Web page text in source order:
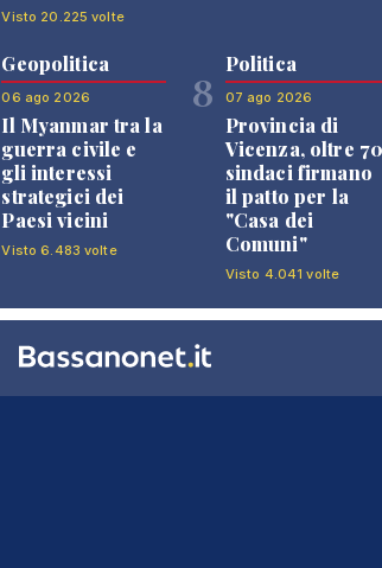
Visto 20.225 volte
Geopolitica
06 ago 2026
Il Myanmar tra la
guerra civile e
gli interessi
strategici dei
Paesi vicini
Visto 6.483 volte
8
Politica
07 ago 2026
Provincia di
Vicenza, oltre
sindaci firmano
il patto per la
"Casa dei
Comuni"
Visto 4.041 volte